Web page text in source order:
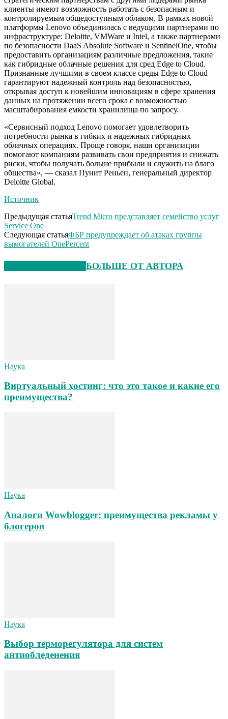
клиенты имеют возможность работать с безопасным и
контролируемым общедоступным облаком. В рамках новой
платформы Lenovo объединилась с ведущими партнерами по
инфраструктуре: Deloitte, VMWare и Intel, а также партнерами
по безопасности DaaS Absolute Software и SentinelOne, чтобы
предоставить организациям различные предложения, такие
как гибридные облачные решения для сред Edge to Cloud.
Признанные лучшими в своем классе среды Edge to Cloud
гарантируют надежный контроль над безопасностью,
открывая доступ к новейшим инновациям в сфере хранения
данных на протяжении всего срока с возможностью
масштабирования емкости хранилища по запросу.
«Сервисный подход Lenovo помогает удовлетворить
потребности рынка в гибких и надежных гибридных
облачных операциях. Проще говоря, наши организации
помогают компаниям развивать свои предприятия и снижать
риски, чтобы получать больше прибыли и служить на благо
общества», — сказал Пунит Реньен, генеральный директор
Deloitte Global.
Источник
Предыдущая статьяTrend Micro представляет семейство услуг
Service One
Следующая статьяФБР предупреждает об атаках группы
вымогателей OnePercent
БОЛЬШЕ ОТ АВТОРА
Наука
Виртуальный хостинг: что это такое и какие его
преимущества?
Наука
Аналоги Wowblogger: преимущества рекламы у
блогеров
Наука
Выбор терморегулятора для систем
антиобледенения